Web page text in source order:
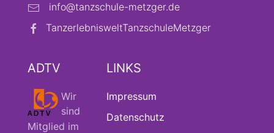
info@tanzschule-metzger.de
TanzerlebnisweltTanzschuleMetzger
ADTV
Wir
sind
Mitglied im
LINKS
Impressum
Datenschutz